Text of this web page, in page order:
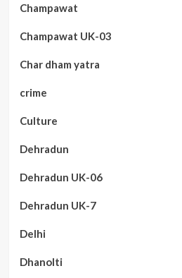
Champawat
Champawat UK-03
Char dham yatra
crime
Culture
Dehradun
Dehradun UK-06
Dehradun UK-7
Delhi
Dhanolti